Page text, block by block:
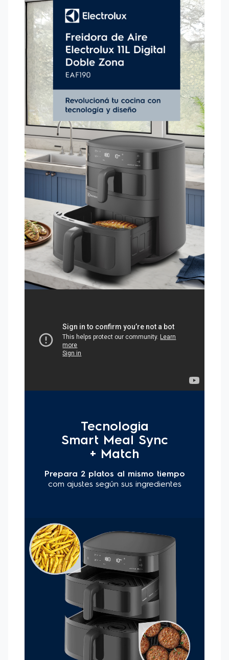
una comida y un postre al mismo tiempo. Su diseño vertical
favorece elahorro de espacio sin perder capacidad.
Facilita la visión de los alimentos a través de la
cesta
transparente con luz interior, que se activa con un solo
toque en el panel digital. Además, estepanel digital con 8
funciones preestablecidassimplifica la cocción de verduras,
pollo, carne, pescado, productos horneados o repostería.
También fríe papas fritas a la perfección, cocina deliciosos
asados, o deshidrata frutas y verduras para disfrutar de snacks
sanos y sabrosos.
2 cestas interiores con capa antiadherente brindan
una limpieza fácil y sin esfuerzo, con la posibilidad de lavarlas
a mano o introducir sus piezas desmontables en el lavavajillas.
Cuenta conTecnología Air Cooking 360°para lograr
comidas crujientes por fuera y suaves por dentro, conhasta
un 90% menos de grasa y 50% menos de calorías
temporizador y desconexión automática
minutos, apaga la freidora automáticamente al finalizar la
cocción, brindando tranquilidad y seguridad en tu cocina.
Además, usando laFreidora de Aire Electrolux Doble
Zona EAF190, ahorras hasta 24 litros de aceite al año. Por
último, elselector de temperaturate permite ajustar de 60
°C a 200 °C, y sus2.500 W de potencia
resultados perfectos para todo tipo de alimentos. Cociná más
sano y rápido con la Freidora de Aire Electrolux Doble Zona
EAF190, optimizando tiempo y espacio.
Tecnología Smart Meal Sync + Match:Cocina dos platos,
de dos maneras diferentes, y los termina al mismo tiempo.
Cocina 2 platos simultáneamente, en la mitad de
: La Freidora de Aire dual está
equipada con dos cestas, la inferior de 7L y la superior de 4L.
Panel digital con 8 funciones preestablecidas
funciones preajustadas proporcionan un atajo para cocinar sin
esfuerzo verduras, pollo, carne, pescado, productos
cocina deliciosos asados o deshidrata frutas y verduras para
disfrutar de snacks sanos y sabrosos.
Tecnología Air Cooking 360°
poco o sin aceite, logrando resultados crujientes por fuera y
suaves por dentro.
Temporizador y desconexión automática: Temporizador
de 0-99 minutos que apaga la freidora automáticamente al
finalizar la cocción.
Selector de temperatura: Temperatura ajustable entre 60